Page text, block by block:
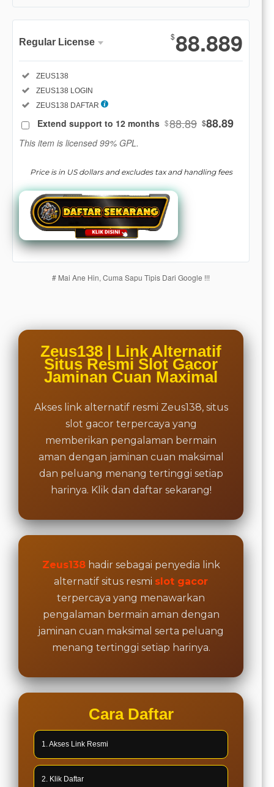
Show More
Regular License
Regular
License
SELECTED
$ 88
Use, by
you or
a single
end
product
which
end
users
are not
for. The
the item
price
and a
buyer
View
$88.889
Included:
ZEUS138
Included:
ZEUS138 LOGIN
Included:
ZEUS138 DAFTAR
Extend support to 12 months $88.89 $88.89
This item is licensed 99% GPL.
Price is in US dollars and excludes tax and handling fees
# Mai Ane Hin, Cuma Sapu Tipis Dari Google !!!
Zeus138 | Link Alternatif
Situs Resmi Slot Gacor
Jaminan Cuan Maximal
Akses link alternatif resmi Zeus138, situs
slot gacor terpercaya yang
memberikan pengalaman bermain
aman dengan jaminan cuan maksimal
dan peluang menang tertinggi setiap
harinya. Klik dan daftar sekarang!
Zeus138hadir sebagai penyedia link
alternatif situs resmi slot gacor
terpercaya yang menawarkan
pengalaman bermain aman dengan
jaminan cuan maksimal serta peluang
menang tertinggi setiap harinya.
Cara Daftar
1. Akses Link Resmi
2. Klik Daftar